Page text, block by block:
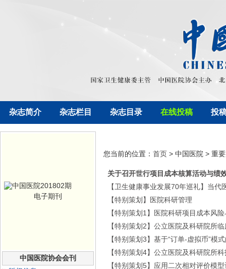
杂志简介 杂志栏目 杂志目录 在线投稿 投
电子期刊
中国医院协会会刊
您当前的位置： 首页 > 中国医院 > 重
关于召开世行项目成本核算活动与绩
【卫生健康事业发展70年巡礼】当
【特别策划】医院科研管理
【特别策划1】医院科研项目成本风
【特别策划2】公立医院及科研院所
【特别策划3】基于“订单-虚拟币”模
【特别策划4】公立医院及科研院所
【特别策划5】应用二次相对评价模